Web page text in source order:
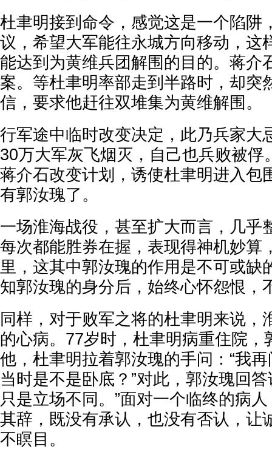
杜聿明接到命令，感觉这是一个陷阱
议，希望大军能往永城方向移动，这
能达到为黄维兵团解围的目的。蒋介
案。等杜聿明率部走到半路时，却突
信，要求他赶往双堆集为黄维解围。
行军途中临时改变决定，此乃兵家大
30万大军灰飞烟灭，自己也兵败被俘
蒋介石改变计划，诱使杜聿明进入包
有郭汝瑰了。
一场淮海战役，甚至扩大而言，几乎
每次都能胜券在握，表现得神机妙算
里，这其中郭汝瑰的作用是不可或缺
知郭汝瑰的身分后，始终心怀怨恨，
同样，对于败军之将的杜聿明来说，
的心病。77岁时，杜聿明病重住院，
他，杜聿明拉着郭汝瑰的手问：“我
当时是不是卧底？”对此，郭汝瑰回
只是立场不同。”面对一个临终的病
其辞，既没有承认，也没有否认，让
不瞑目。